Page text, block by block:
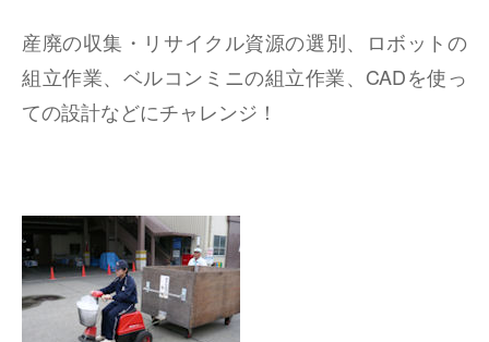
産廃の収集・リサイクル資源の選別、ロボットの
組立作業、ベルコンミニの組立作業、CADを使っ
ての設計などにチャレンジ！